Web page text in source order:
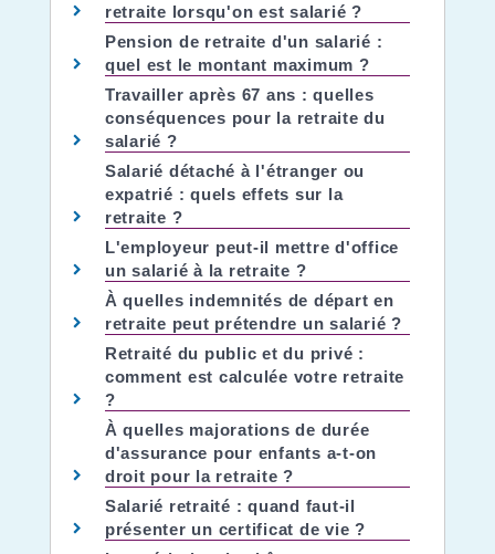
retraite lorsqu'on est salarié ?
Pension de retraite d'un salarié :
quel est le montant maximum ?
Travailler après 67 ans : quelles
conséquences pour la retraite du
salarié ?
Salarié détaché à l'étranger ou
expatrié : quels effets sur la
retraite ?
L'employeur peut-il mettre d'office
un salarié à la retraite ?
À quelles indemnités de départ en
retraite peut prétendre un salarié ?
Retraité du public et du privé :
comment est calculée votre retraite
?
À quelles majorations de durée
d'assurance pour enfants a-t-on
droit pour la retraite ?
Salarié retraité : quand faut-il
présenter un certificat de vie ?